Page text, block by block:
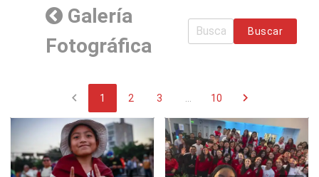
Galería
Fotográfica
Buscar
chevron_left 1 2 3 10 chevron_right